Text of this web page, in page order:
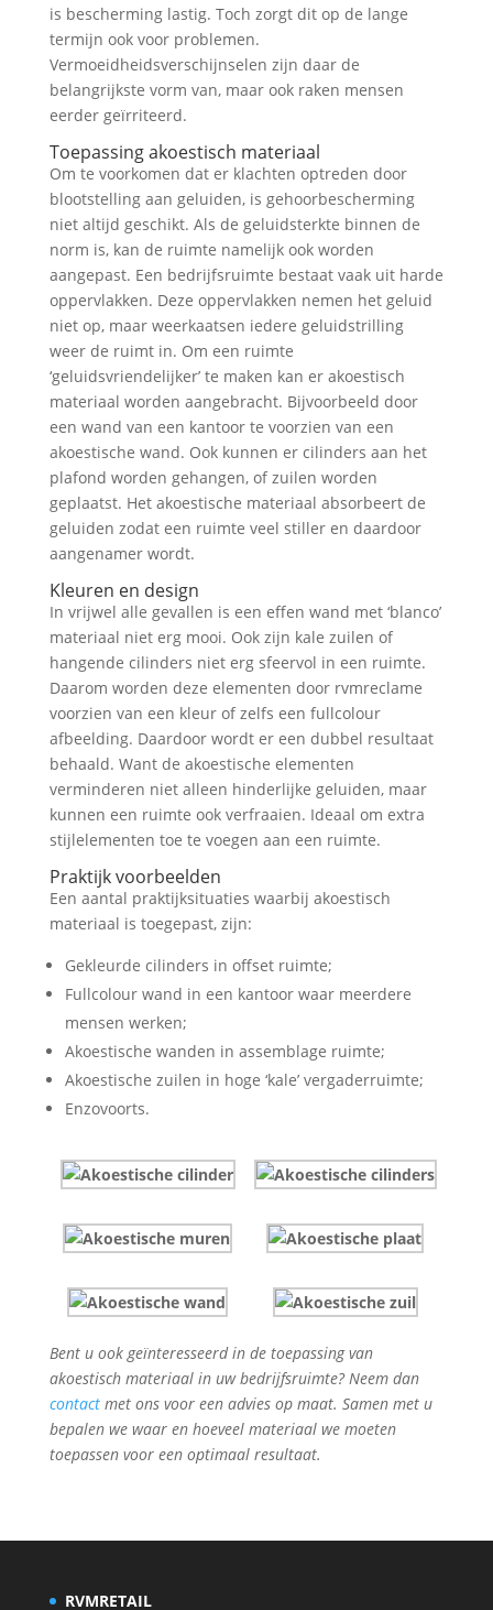
is bescherming lastig. Toch zorgt dit op de lange
termijn ook voor problemen.
Vermoeidheidsverschijnselen zijn daar de
belangrijkste vorm van, maar ook raken mensen
eerder geïrriteerd.
Toepassing akoestisch materiaal
Om te voorkomen dat er klachten optreden door
blootstelling aan geluiden, is gehoorbescherming
niet altijd geschikt. Als de geluidsterkte binnen de
norm is, kan de ruimte namelijk ook worden
aangepast. Een bedrijfsruimte bestaat vaak uit harde
oppervlakken. Deze oppervlakken nemen het geluid
niet op, maar weerkaatsen iedere geluidstrilling
weer de ruimt in. Om een ruimte
‘geluidsvriendelijker’ te maken kan er akoestisch
materiaal worden aangebracht. Bijvoorbeeld door
een wand van een kantoor te voorzien van een
akoestische wand. Ook kunnen er cilinders aan het
plafond worden gehangen, of zuilen worden
geplaatst. Het akoestische materiaal absorbeert de
geluiden zodat een ruimte veel stiller en daardoor
aangenamer wordt.
Kleuren en design
In vrijwel alle gevallen is een effen wand met ‘blanco’
materiaal niet erg mooi. Ook zijn kale zuilen of
hangende cilinders niet erg sfeervol in een ruimte.
Daarom worden deze elementen door rvmreclame
voorzien van een kleur of zelfs een fullcolour
afbeelding. Daardoor wordt er een dubbel resultaat
behaald. Want de akoestische elementen
verminderen niet alleen hinderlijke geluiden, maar
kunnen een ruimte ook verfraaien. Ideaal om extra
stijlelementen toe te voegen aan een ruimte.
Praktijk voorbeelden
Een aantal praktijksituaties waarbij akoestisch
materiaal is toegepast, zijn:
Gekleurde cilinders in offset ruimte;
Fullcolour wand in een kantoor waar meerdere
mensen werken;
Akoestische wanden in assemblage ruimte;
Akoestische zuilen in hoge ‘kale’ vergaderruimte;
Enzovoorts.
Bent u ook geïnteresseerd in de toepassing van
akoestisch materiaal in uw bedrijfsruimte? Neem dan
contactmet ons voor een advies op maat. Samen met u
bepalen we waar en hoeveel materiaal we moeten
toepassen voor een optimaal resultaat.
RVMRETAIL